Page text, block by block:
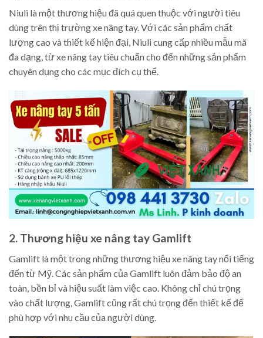
Niuli là một thương hiệu đã quá quen thuộc với người tiêu
dùng trên thị trường xe nâng tay. Với các sản phẩm chất
lượng cao và thiết kế hiện đại, Niuli cung cấp nhiều mẫu mã
đa dạng, từ xe nâng tay tiêu chuẩn cho đến những sản phẩm
chuyên dụng cho các mục đích cụ thể.
2. Thương hiệu xe nâng tay Gamlift
Gamlift là một trong những thương hiệu xe nâng tay nổi tiếng
đến từ Mỹ. Các sản phẩm của Gamlift luôn đảm bảo độ an
toàn, bền bỉ và hiệu suất làm việc cao. Không chỉ chú trọng
vào chất lượng, Gamlift cũng rất chú trọng đến thiết kế để
phù hợp với nhu cầu của người dùng.